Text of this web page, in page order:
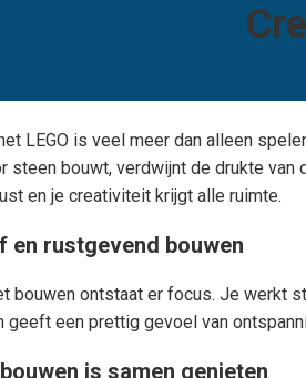
LEGO is veel meer dan alleen
steen bouwt, verdwijnt de drukte
en je creativiteit krijgt alle ruimte.
en rustgevend bouwen
bouwen ontstaat er focus. Je werkt
geeft een prettig gevoel van
is samen genieten